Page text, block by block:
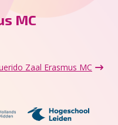
MC
Zaal Erasmus MC